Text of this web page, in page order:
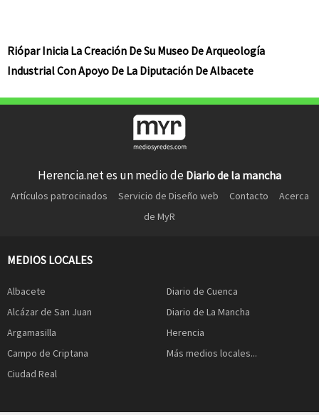
Riópar Inicia La Creación De Su Museo De Arqueología
Industrial Con Apoyo De La Diputación De Albacete
Herencia.net es un medio de Diario de la mancha
Artículos patrocinados Servicio de Diseño web Contacto
Acerca
de MyR
MEDIOS LOCALES
Albacete
Alcázar de San Juan
Argamasilla
Campo de Criptana
Ciudad Real
Diario de Cuenca
Diario de La Mancha
Herencia
Más medios locales...